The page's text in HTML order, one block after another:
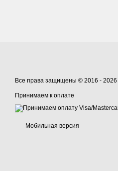
Все права защищены © 2016 - 2026
Принимаем к оплате
Мобильная версия